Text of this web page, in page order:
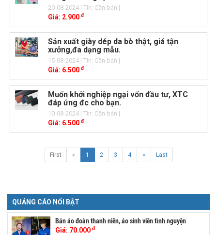
20-08-2024| Tin: Cần bán |
Giá: 2.900 đ
Sản xuất giày dép da bò thật, giá tận
xưởng,đa dạng mẫu.
15-08-2024| Tin: Cần bán |
Giá: 6.500 đ
Muốn khởi nghiệp ngại vốn đầu tư, XTC
đáp ứng đc cho bạn.
10-08-2024| Tin: Cần bán |
Giá: 6.500 đ
First « 1 2 3 4 » Last
QUẢNG CÁO NỔI BẬT
Bán áo đoàn thanh niên, áo sinh viên tình nguyện
Giá: 70.000 đ